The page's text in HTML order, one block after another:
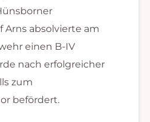
Arns absolvierte am
einen B-IV
nach erfolgreicher
zum
befördert.